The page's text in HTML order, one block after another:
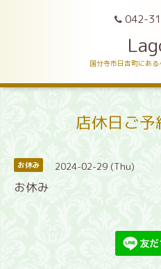
042-
国分寺市日吉町にある
店休日ご
お休み 2024-02-29 (Thu)
お休み